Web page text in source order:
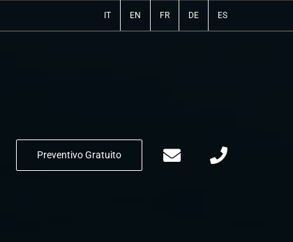
IT EN FR DE ES
Preventivo Gratuito